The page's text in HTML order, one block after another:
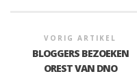
VORIG ARTIKEL
BLOGGERS BEZOEKEN
OREST VAN DNO